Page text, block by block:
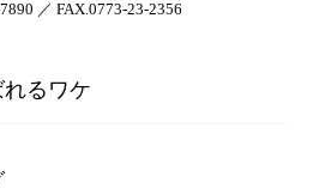
／ FAX.0773-23-2356
るワケ